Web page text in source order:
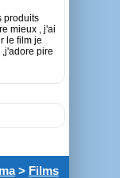
produits
mieux , j'ai
le film je
pire
> Films